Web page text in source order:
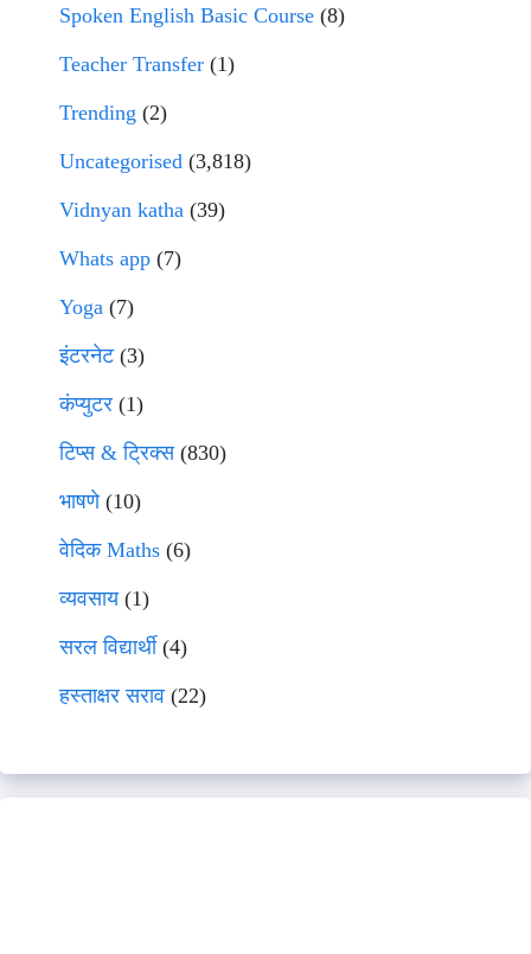
Spoken English Basic Course (8)
Teacher Transfer (1)
Trending (2)
Uncategorised (3,818)
Vidnyan katha (39)
Whats app (7)
Yoga (7)
इंटरनेट(3)
कंप्युटर (1)
टिप्स & ट्रिक्स(830)
भाषणे(10)
वेदिक Maths (6)
व्यवसाय(1)
सरल विद्यार्थी(4)
हस्ताक्षर सराव (22)